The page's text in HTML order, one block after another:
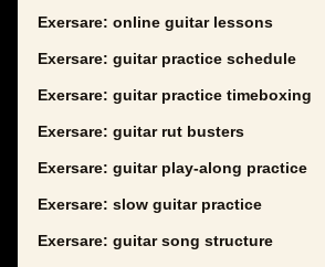
Exersare: online guitar lessons
Exersare: guitar practice schedule
Exersare: guitar practice timeboxing
Exersare: guitar rut busters
Exersare: guitar play-along practice
Exersare: slow guitar practice
Exersare: guitar song structure